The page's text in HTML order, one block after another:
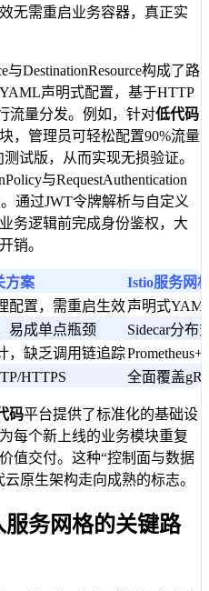
无需重启业务容器，真正实
DestinationResource构成了路
声明式配置，基于HTTP
流量分发。例如，针对低代码
，管理员可轻松配置90%流量
试版，从而实现无损验证。
与RequestAuthentication
通过JWT令牌解析与自定义
务逻辑前完成身份鉴权，大
销。
方案
Istio服务网
配置，需重启生效声明式
易成单点瓶颈
Sidecar分布
，缺乏调用链追踪
HTTPS 全面覆盖
码平台提供了标准化的基础设
每个新上线的业务模块重复
值交付。这种“控制面与数据
原生架构走向成熟的标志。
务网格的关键路